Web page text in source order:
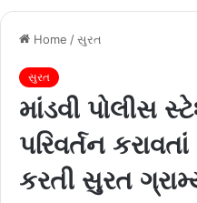
Home /સુરત
સુરત
માંડવી પોલીસ
પરિવર્તન
કરતી સુરત